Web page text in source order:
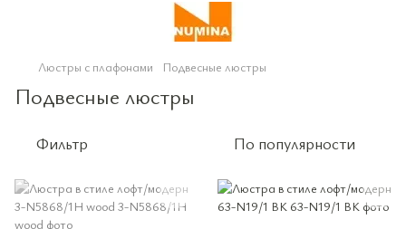
Люстры с плафонами Подвесные люстры
Подвесные люстры
Фильтр По популярности